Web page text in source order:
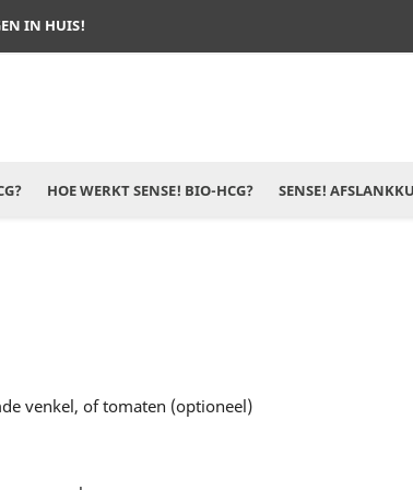
IN HUIS!
HOE WERKT SENSE! BIO-HCG? SENSE!
venkel, of tomaten (optioneel)